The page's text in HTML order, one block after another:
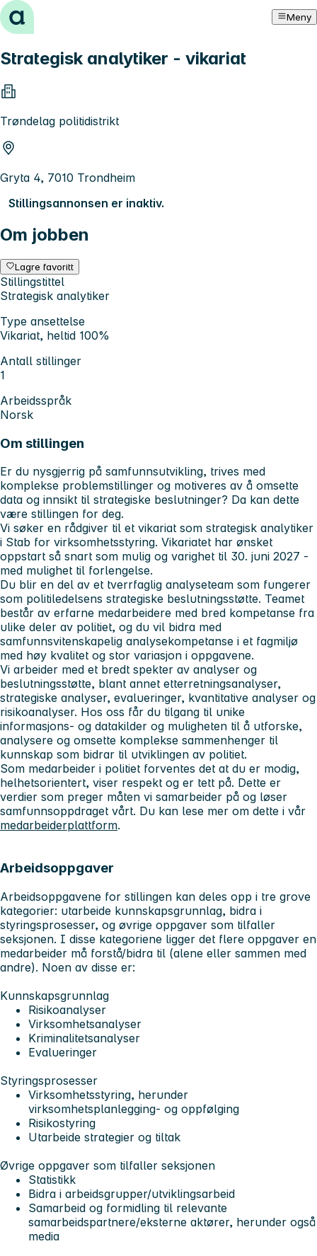
Hopp til innhold Meny
Strategisk analytiker - vikariat
Trøndelag politidistrikt
Gryta 4, 7010 Trondheim
Stillingsannonsen er inaktiv.
Om jobben
Lagre favoritt
Stillingstittel
Strategisk analytiker
Type ansettelse
Vikariat, heltid 100%
Antall stillinger
1
Arbeidsspråk
Norsk
Om stillingen
Er du nysgjerrig på samfunnsutvikling, trives med
komplekse problemstillinger og motiveres av å omsette
data og innsikt til strategiske beslutninger? Da kan dette
være stillingen for deg.
Vi søker en rådgiver til et vikariat som strategisk analytiker
i Stab for virksomhetsstyring. Vikariatet har ønsket
oppstart så snart som mulig og varighet til 30. juni 2027 -
med mulighet til forlengelse.
Du blir en del av et tverrfaglig analyseteam som fungerer
som politiledelsens strategiske beslutningsstøtte. Teamet
består av erfarne medarbeidere med bred kompetanse fra
ulike deler av politiet, og du vil bidra med
samfunnsvitenskapelig analysekompetanse i et fagmiljø
med høy kvalitet og stor variasjon i oppgavene.
Vi arbeider med et bredt spekter av analyser og
beslutningsstøtte, blant annet etterretningsanalyser,
strategiske analyser, evalueringer, kvantitative analyser og
risikoanalyser. Hos oss får du tilgang til unike
informasjons- og datakilder og muligheten til å utforske,
analysere og omsette komplekse sammenhenger til
kunnskap som bidrar til utviklingen av politiet.
Som medarbeider i politiet forventes det at du er modig,
helhetsorientert, viser respekt og er tett på. Dette er
verdier som preger måten vi samarbeider på og løser
samfunnsoppdraget vårt. Du kan lese mer om dette i vår
medarbeiderplattform.
Arbeidsoppgaver
Arbeidsoppgavene for stillingen kan deles opp i tre grove
kategorier: utarbeide kunnskapsgrunnlag, bidra i
styringsprosesser, og øvrige oppgaver som tilfaller
seksjonen. I disse kategoriene ligger det flere oppgaver en
medarbeider må forstå/bidra til (alene eller sammen med
andre). Noen av disse er:
Kunnskapsgrunnlag
Risikoanalyser
Virksomhetsanalyser
Kriminalitetsanalyser
Evalueringer
Styringsprosesser
Virksomhetsstyring, herunder
virksomhetsplanlegging- og oppfølging
Risikostyring
Utarbeide strategier og tiltak
Øvrige oppgaver som tilfaller seksjonen
Statistikk
Bidra i arbeidsgrupper/utviklingsarbeid
Samarbeid og formidling til relevante
samarbeidspartnere/eksterne aktører, herunder også
media